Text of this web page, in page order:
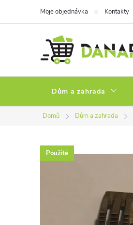
Moje objednávka Kontakty
Dům a zahrada
Domů Dům a zahrada
Použité